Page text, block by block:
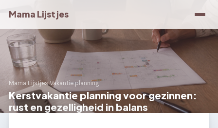
Mama Lijstjes
Mama Lijstjes›Vakantie planning
Kerstvakantie planning voor gezinnen:
rust en gezelligheid in balans